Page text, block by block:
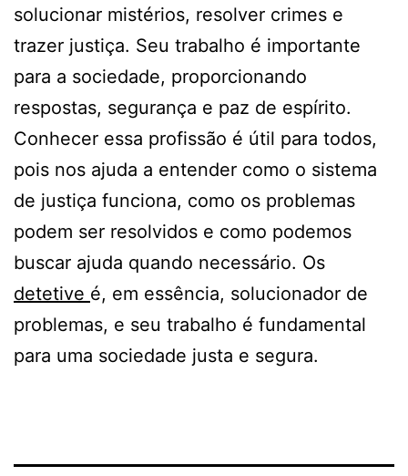
solucionar mistérios, resolver crimes e
trazer justiça. Seu trabalho é importante
para a sociedade, proporcionando
respostas, segurança e paz de espírito.
Conhecer essa profissão é útil para todos,
pois nos ajuda a entender como o sistema
de justiça funciona, como os problemas
podem ser resolvidos e como podemos
buscar ajuda quando necessário. Os
detetive é, em essência, solucionador de
problemas, e seu trabalho é fundamental
para uma sociedade justa e segura.